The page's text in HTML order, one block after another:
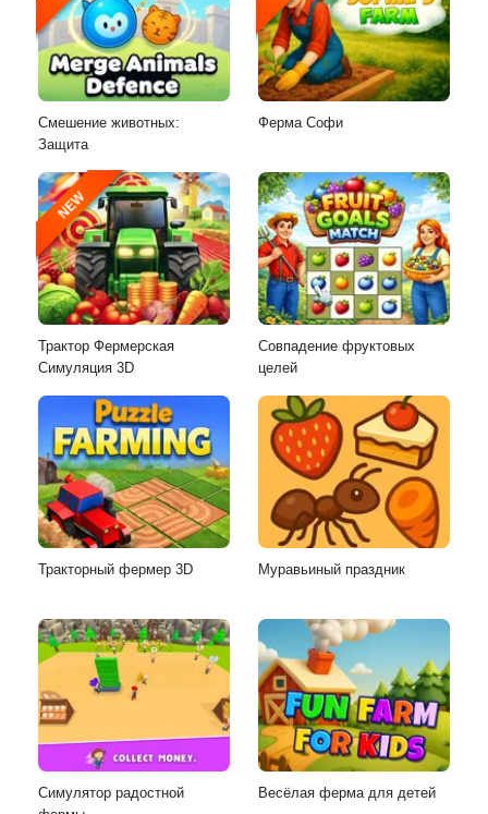
Смешение животных:
Защита
Ферма Софи
NEW
Трактор Фермерская
Симуляция 3D
Совпадение фруктовых
целей
Тракторный фермер 3D Муравьиный праздник
Симулятор радостной
Весёлая ферма для детей